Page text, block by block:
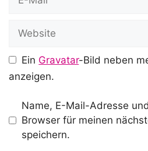
Mail
Ein Gravatar-Bild neben
anzeigen.
Name, E-Mail-Adresse
Browser für meinen
speichern.